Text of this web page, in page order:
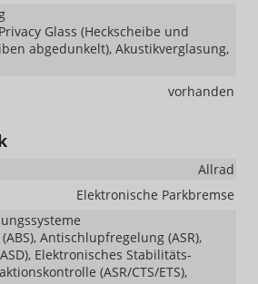
Glass (Heckscheibe und
abgedunkelt), Akustikverglasung,
vorhanden
Allrad
Elektronische Parkbremse
Antischlupfregelung (ASR),
Elektronisches Stabilitäts-
(ASR/CTS/ETS),